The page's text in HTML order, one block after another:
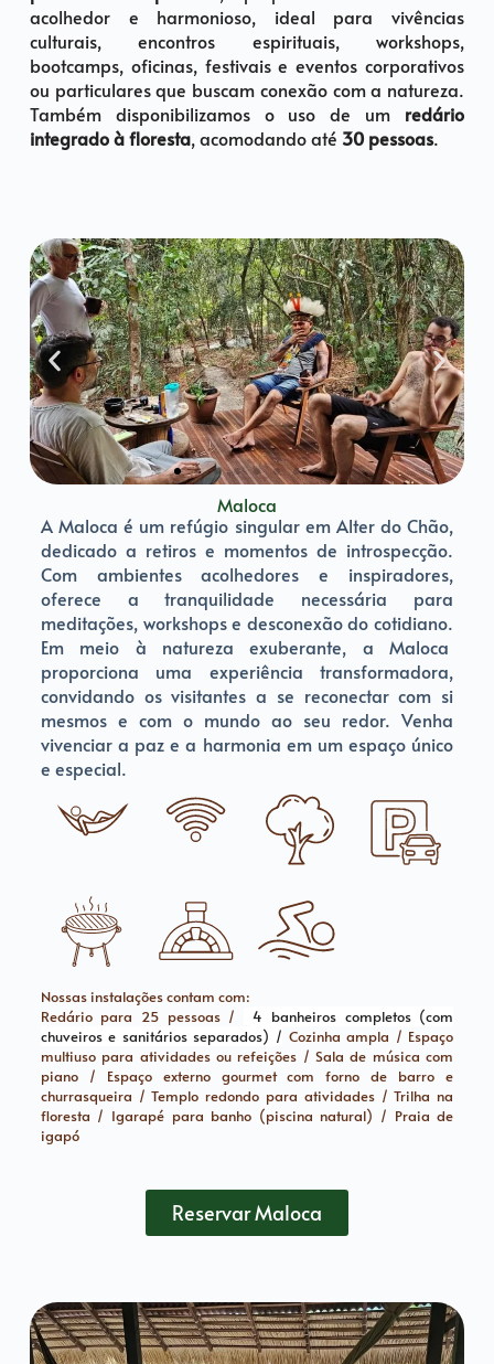
acolhedor e harmonioso, ideal para vivências
culturais, encontros espirituais, workshops,
bootcamps, oficinas, festivais e eventos corporativos
ou particulares que buscam conexão com a natureza.
Também disponibilizamos o uso de um redário
integrado à floresta, acomodando até 30 pessoas.
Maloca
A Maloca é um refúgio singular em Alter do Chão,
dedicado a retiros e momentos de introspecção.
Com ambientes acolhedores e inspiradores,
oferece a tranquilidade necessária para
meditações, workshops e desconexão do cotidiano.
Em meio à natureza exuberante, a Maloca
proporciona uma experiência transformadora,
convidando os visitantes a se reconectar com si
mesmos e com o mundo ao seu redor. Venha
vivenciar a paz e a harmonia em um espaço único
e especial.
Nossas instalações contam com:
Redário para 25 pessoas /
4 banheiros completos (com
chuveiros e sanitários separados) / Cozinha ampla / Espaço
multiuso para atividades ou refeições / Sala de música com
piano / Espaço externo gourmet com forno de barro e
churrasqueira / Templo redondo para atividades / Trilha na
floresta / Igarapé para banho (piscina natural) / Praia de
igapó
Reservar Maloca